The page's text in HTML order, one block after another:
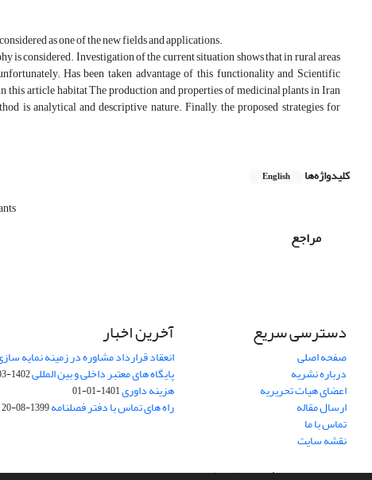
as one of the new fields and applications.
is considered. Investigation of the current situation shows that in rural areas
Has been taken advantage of this functionality and Scientific
article habitat The production and properties of medicinal plants in Iran
is analytical and descriptive nature. Finally, the proposed strategies for
کلیدواژه‌ها English
مراجع
دسترسی سریع
صفحه اصلی
درباره نشریه
اعضای هیات تحریریه
ارسال مقاله
تماس با ما
نقشه سایت
آخرین اخبار
انعقاد قرارداد مشاوره در زمینه نمایه
پایگاه های معتبر داخلی و بین المللی1402-03-28
هزینه داوری1401-01-01
راه های تماس با دفتر فصلنامه1399-08-20